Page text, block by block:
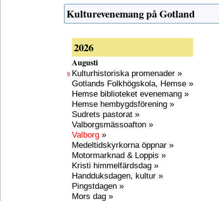
Kulturevenemang på Gotland
2026
Augusti
9 Kulturhistoriska promenader »
Gotlands Folkhögskola, Hemse »
Hemse biblioteket evenemang »
Hemse hembygdsförening »
Sudrets pastorat »
Valborgsmässoafton »
Valborg »
Medeltidskyrkorna öppnar »
Motormarknad & Loppis »
Kristi himmelfärdsdag »
Handduksdagen, kultur »
Pingstdagen »
Mors dag »